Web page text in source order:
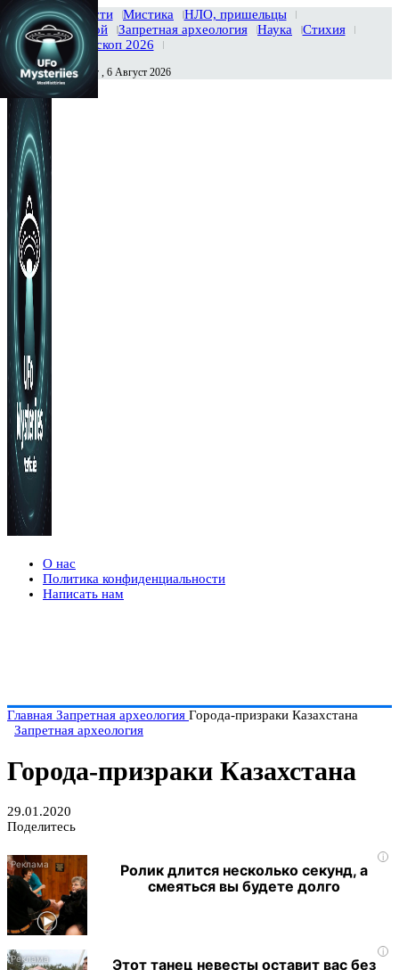
Главная Новости Мистика
НЛО, пришельцы
Тайны вселенной
Запретная археология Наука
Стихия
История
Гороскоп 2026
Сегодня Четверг , 6 Август 2026
О нас
Политика конфиденциальности
Написать нам
Главная Запретная археология Города-призраки Казахстана
Запретная археология
Города-призраки Казахстана
29.01.2020
Поделитесь
i
Ролик длится несколько секунд, а
смеяться вы будете долго
i
Этот танец невесты оставит вас без